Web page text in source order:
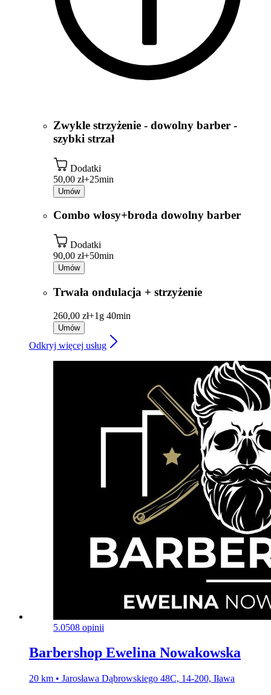
Zwykle strzyżenie - dowolny barber -
szybki strzał
Dodatki
50,00 zł+25min
Umów
Combo włosy+broda dowolny barber
Dodatki
90,00 zł+50min
Umów
Trwała ondulacja + strzyżenie
260,00 zł+1g 40min
Umów
Odkryj więcej usług
5.0508 opinii
Barbershop Ewelina Nowakowska
20 km • Jarosława Dąbrowskiego 48C, 14-200, Iława